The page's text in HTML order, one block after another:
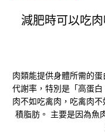
減肥時可以吃
肉類能提供身體所需的
代謝率，特別是「高蛋
肉不如吃禽肉，吃禽肉
積脂肪。 主要是因為魚